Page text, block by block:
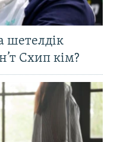
шетелдік
Схип кім?